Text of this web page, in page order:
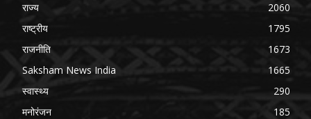
राज्य
2060
राष्ट्रीय
1795
राजनीति
1673
Saksham News India
1665
स्वास्थ्य
290
मनोरंजन
185